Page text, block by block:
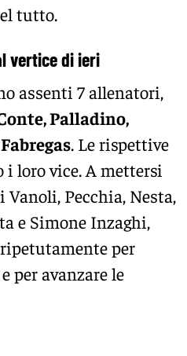
tutto.
vertice di ieri
assenti 7 allenatori,
Palladino,
. Le rispettive
loro vice. A mettersi
Pecchia, Nesta,
e Simone Inzaghi,
per
per avanzare le